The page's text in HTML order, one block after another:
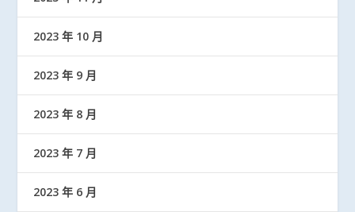
2023 年 10 月
2023 年 9 月
2023 年 8 月
2023 年 7 月
2023 年 6 月